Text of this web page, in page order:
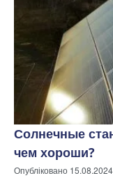
Солнечные
чем хороши?
Опубліковано 15.08.2024